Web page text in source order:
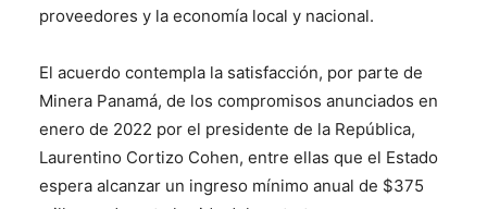
proveedores y la economía local y nacional.
El acuerdo contempla la satisfacción, por parte de
Minera Panamá, de los compromisos anunciados en
enero de 2022 por el presidente de la República,
Laurentino Cortizo Cohen, entre ellas que el Estado
espera alcanzar un ingreso mínimo anual de $375